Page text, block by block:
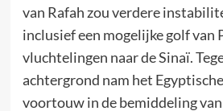
van Rafah zou verdere
inclusief een mogelijke golf van
vluchtelingen naar de Sinaï.
achtergrond nam het
voortouw in de bemiddeling